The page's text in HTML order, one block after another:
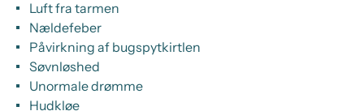
Luft fra tarmen
Nældefeber
Påvirkning af bugspytkirtlen
Søvnløshed
Unormale drømme
Hudkløe